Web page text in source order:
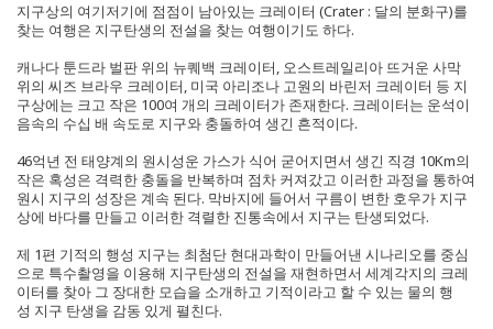
지구상의 여기저기에 점점이 남아있는 크레이터 (Crater : 달의 분화구)를
찾는 여행은 지구탄생의 전설을 찾는 여행이기도 하다.
캐나다 툰드라 벌판 위의 뉴퀘백 크레이터, 오스트레일리아 뜨거운 사막
위의 씨즈 브라우 크레이터, 미국 아리조나 고원의 바린저 크레이터 등 지
구상에는 크고 작은 100여 개의 크레이터가 존재한다. 크레이터는 운석이
음속의 수십 배 속도로 지구와 충돌하여 생긴 흔적이다.
46억년 전 태양계의 원시성운 가스가 식어 굳어지면서 생긴 직경 10Km의
작은 혹성은 격력한 충돌을 반복하며 점차 커져갔고 이러한 과정을 통하여
원시 지구의 성장은 계속 된다. 막바지에 들어서 구름이 변한 호우가 지구
상에 바다를 만들고 이러한 격렬한 진통속에서 지구는 탄생되었다.
제 1편 기적의 행성 지구는 최첨단 현대과학이 만들어낸 시나리오를 중심
으로 특수촬영을 이용해 지구탄생의 전설을 재현하면서 세계각지의 크레
이터를 찾아 그 장대한 모습을 소개하고 기적이라고 할 수 있는 물의 행
성 지구 탄생을 감동 있게 펼친다.